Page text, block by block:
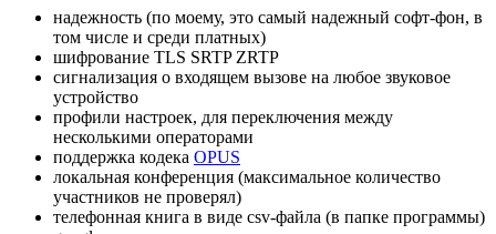
надежность (по моему, это самый надежный софт-фон, в
том числе и среди платных)
шифрование TLS SRTP ZRTP
сигнализация о входящем вызове на любое звуковое
устройство
профили настроек, для переключения между
несколькими операторами
поддержка кодека OPUS
локальная конференция (максимальное количество
участников не проверял)
телефонная книга в виде csv-файла (в папке программы)